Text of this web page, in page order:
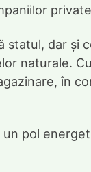
statul, dar și
naturale.
în
pol